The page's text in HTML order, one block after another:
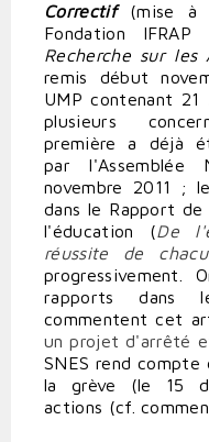
Correctif(mise à
Fondation IFRAP
Recherche sur les
remis début
UMP contenant 21
plusieurs
première a déjà
par l'Assemblée
novembre 2011 ;
dans le Rapport de
l'éducation (De
réussite de
progressivement.
rapports dans
commentent cet
un projet d'arrêté
SNES rend
la grève (le 15
actions (cf.